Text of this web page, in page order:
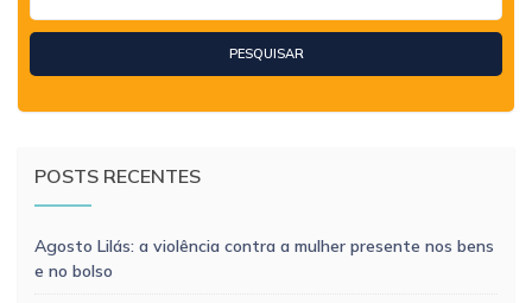
POSTS RECENTES
Agosto Lilás: a violência contra a mulher presente nos bens
e no bolso